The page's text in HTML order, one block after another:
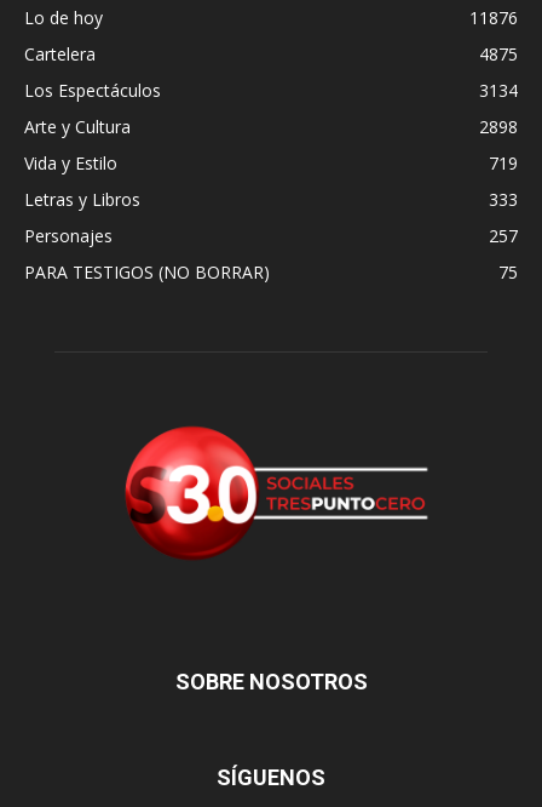
Lo de hoy
11876
Cartelera
4875
Los Espectáculos
3134
Arte y Cultura
2898
Vida y Estilo
719
Letras y Libros
333
Personajes
257
PARA TESTIGOS (NO BORRAR)
75
SOBRE NOSOTROS
SÍGUENOS